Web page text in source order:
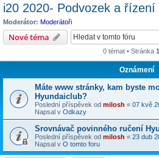
i20 2020- Podvozek a řízení
Moderátor: Moderátoři
Nové téma
0 témat • Stránka 1
Oznámení
Máte www stránky, kam byste
Hyundaiclub?
Poslední příspěvek od milosh « 07 kvě
Napsal v Odkazy
Srovnávač povinného ručení
Poslední příspěvek od milosh « 23 dub
Napsal v O tomto foru